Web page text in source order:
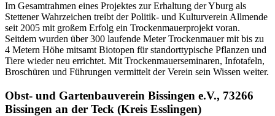
Im Gesamtrahmen eines Projektes zur Erhaltung der Yburg als
Stettener Wahrzeichen treibt der Politik- und Kulturverein Allmende
seit 2005 mit großem Erfolg ein Trockenmauerprojekt voran.
Seitdem wurden über 300 laufende Meter Trockenmauer mit bis zu
4 Metern Höhe mitsamt Biotopen für standorttypische Pflanzen und
Tiere wieder neu errichtet. Mit Trockenmauerseminaren, Infotafeln,
Broschüren und Führungen vermittelt der Verein sein Wissen weiter.
Obst- und Gartenbauverein Bissingen e.V., 73266
Bissingen an der Teck (Kreis Esslingen)